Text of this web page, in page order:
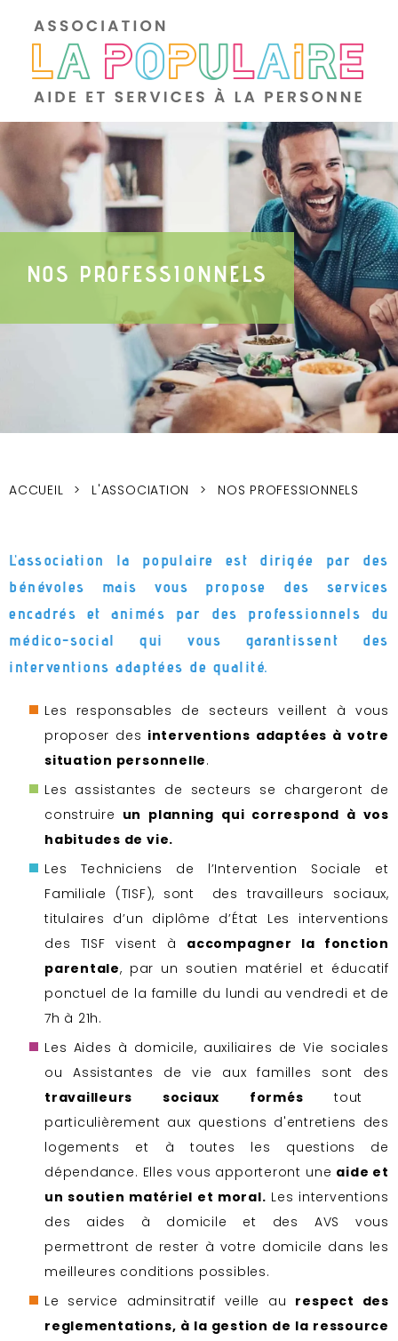
NOS PROFESSIONNELS
ACCUEIL L'ASSOCIATION NOS PROFESSIONNELS
L'association la populaire est dirigée par des
bénévoles mais vous propose des services
encadrés et animés par des professionnels du
médico-social qui vous garantissent des
interventions adaptées de qualité.
Les responsables de secteurs veillent à vous
proposer des interventions adaptées à votre
situation personnelle.
Les assistantes de secteurs se chargeront de
construire un planning qui correspond à vos
habitudes de vie.
Les Techniciens de l’Intervention Sociale et
Familiale (TISF), sont des travailleurs sociaux,
titulaires d’un diplôme d’État Les interventions
des TISF visent à accompagner la fonction
parentale, par un soutien matériel et éducatif
ponctuel de la famille du lundi au vendredi et de
7h à 21h.
Les Aides à domicile, auxiliaires de Vie sociales
ou Assistantes de vie aux familles sont des
travailleurs sociaux formés tout
particulièrement aux questions d'entretiens des
logements et à toutes les questions de
dépendance. Elles vous apporteront une aide et
un soutien matériel et moral. Les interventions
des aides à domicile et des AVS vous
permettront de rester à votre domicile dans les
meilleures conditions possibles.
Le service adminsitratif veille au respect des
reglementations, à la gestion de la ressource